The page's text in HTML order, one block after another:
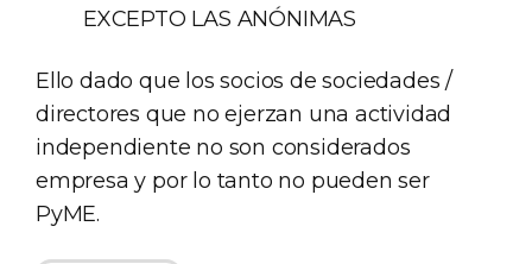
EXCEPTO LAS ANÓNIMAS
Ello dado que los socios de sociedades /
directores que no ejerzan una actividad
independiente no son considerados
empresa y por lo tanto no pueden ser
PyME.